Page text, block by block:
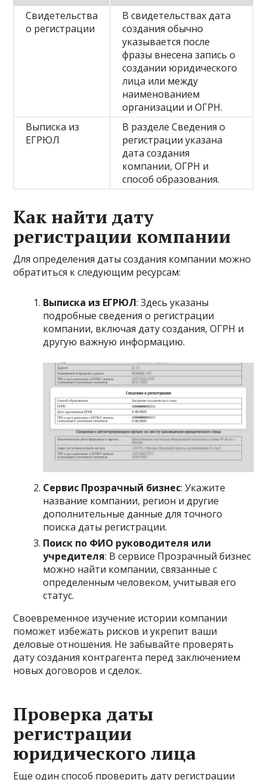
Свидетельства
о регистрации
В свидетельствах дата
создания обычно
указывается после
фразы внесена запись о
создании юридического
лица или между
наименованием
организации и ОГРН.
Выписка из
ЕГРЮЛ
В разделе Сведения о
регистрации указана
дата создания
компании, ОГРН и
способ образования.
Как найти дату
регистрации компании
Для определения даты создания компании можно
обратиться к следующим ресурсам:
Выписка из ЕГРЮЛ: Здесь указаны
подробные сведения о регистрации
компании, включая дату создания, ОГРН и
другую важную информацию.
Сервис Прозрачный бизнес: Укажите
название компании, регион и другие
дополнительные данные для точного
поиска даты регистрации.
Поиск по ФИО руководителя или
учредителя: В сервисе Прозрачный бизнес
можно найти компании, связанные с
определенным человеком, учитывая его
статус.
Своевременное изучение истории компании
поможет избежать рисков и укрепит ваши
деловые отношения. Не забывайте проверять
дату создания контрагента перед заключением
новых договоров и сделок.
Проверка даты
регистрации
юридического лица
Еще один способ проверить дату регистрации